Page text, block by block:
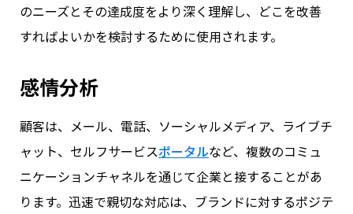
のニーズとその達成度をより深く理解し、どこを改善
すればよいかを検討するために使用されます。
感情分析
顧客は、メール、電話、ソーシャルメディア、ライブチ
ャット、セルフサービスポータルなど、複数のコミュ
ニケーションチャネルを通じて企業と接することがあ
ります。迅速で親切な対応は、ブランドに対するポジテ